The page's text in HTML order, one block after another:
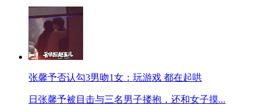
张馨予否认勾3男吻1女：玩游戏 都在起哄
日张馨予被目击与三名男子搂抱，还和女子摸...